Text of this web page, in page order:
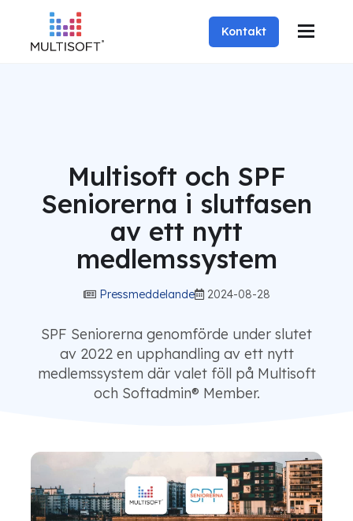
Kontakt
Multisoft och SPF
Seniorerna i slutfasen
av ett nytt
medlemssystem
Pressmeddelande 2024-08-28
SPF Seniorerna genomförde under slutet
av 2022 en upphandling av ett nytt
medlemssystem där valet föll på Multisoft
och Softadmin® Member.